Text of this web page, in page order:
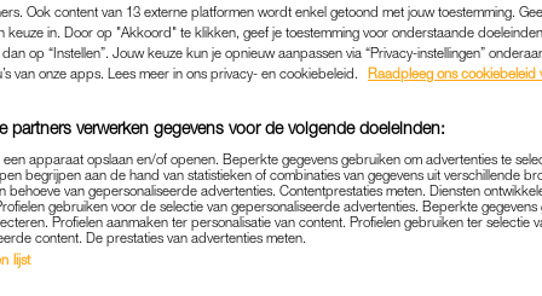
STELT NIEUWE
SPELEN WE NIEUWE
IN ZIGGO DOME'
ENTERTAINMENT|WAT GOÉÉÉÉD
16-01-2025 | MARTINE FINDHAMMER-SCHUT
dat Kensington een nieuwe zanger heeft. De
Ook content van 13 externe platformen wordt enkel getoond met jouw toestemming.
keuze in. Door op "Akkoord" te klikken, geef je toestemming voor onderstaande
op “Instellen”. Jouw keuze kun je opnieuw aanpassen via “Privacy-instellingen”
van onze apps. Lees meer in ons privacy- en cookiebeleid.
Raadpleeg ons cookiebeleid
partners verwerken gegevens voor de volgende doeleinden:
apparaat opslaan en/of openen. Beperkte gegevens gebruiken om advertenties te
begrijpen aan de hand van statistieken of combinaties van gegevens uit verschillende
behoeve van gepersonaliseerde advertenties. Contentprestaties meten. Diensten
gebruiken voor de selectie van gepersonaliseerde advertenties. Beperkte
Profielen aanmaken ter personalisatie van content. Profielen gebruiken ter selectie
content. De prestaties van advertenties meten.
lijst